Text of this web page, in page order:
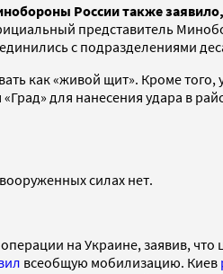
России также
представитель
с подразделениями
как «живой щит». Кроме
для нанесения удара в
силах нет.
на Украине, заявив,
всеобщую мобилизацию. Киев